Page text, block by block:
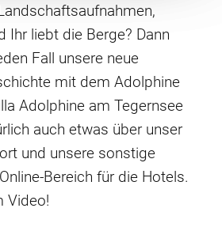
Ihr liebt die Berge? Dann
Fall unsere neue
mit dem Adolphine
Adolphine am Tegernsee
auch etwas über unser
und unsere sonstige
Bereich für die Hotels.
Video!